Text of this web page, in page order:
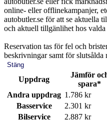
online- eller offlinekampanjer,
autobutler.se för att se aktuella
och aktuell tillgänlihet hos valda
Reservation tas för fel och
beskrivningar samt för slutsålda
Stäng
Uppdrag
Jämför
spara*
Andra uppdrag 1.786 kr
Basservice
2.301 kr
Bilservice
2.887 kr